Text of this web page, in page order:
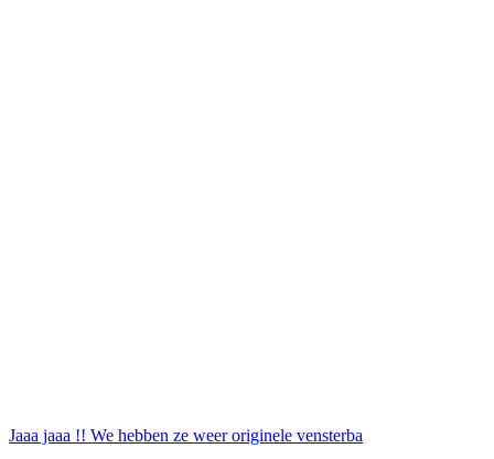
Jaaa jaaa !! We hebben ze weer originele vensterba